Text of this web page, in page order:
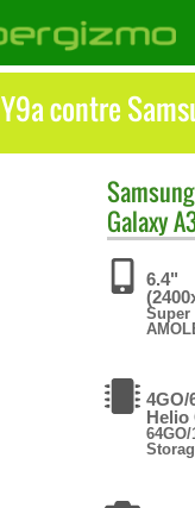
contre
Samsung
Galaxy
6.4"
Super
4GO/
Helio
64GO/